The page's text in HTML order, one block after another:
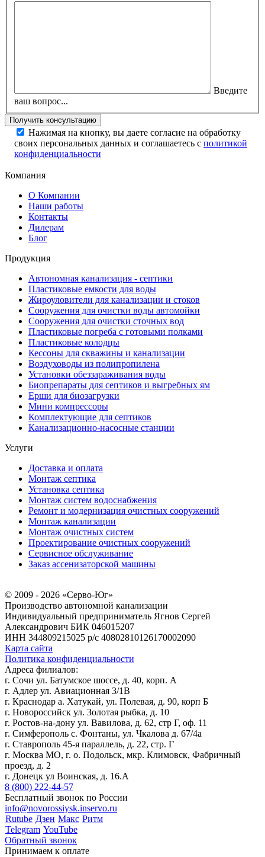
Введите
ваш вопрос...
Нажимая на кнопку, вы даете согласие на обработку
своих персональных данных и соглашаетесь с политикой
конфиденциальности
Компания
О Компании
Наши работы
Контакты
Дилерам
Блог
Продукция
Автономная канализация - септики
Пластиковые емкости для воды
Жироуловители для канализации и стоков
Сооружения для очистки воды автомойки
Сооружения для очистки сточных вод
Пластиковые погреба с готовыми полками
Пластиковые колодцы
Кессоны для скважины и канализации
Воздуховоды из полипропилена
Установки обеззараживания воды
Биопрепараты для септиков и выгребных ям
Ерши для биозагрузки
Мини компрессоры
Комплектующие для септиков
Канализационно-насосные станции
Услуги
Доставка и оплата
Монтаж септика
Установка септика
Монтаж систем водоснабжения
Ремонт и модернизация очистных сооружений
Монтаж канализации
Монтаж очистных систем
Проектирование очистных сооружений
Сервисное обслуживание
Заказ ассенизаторской машины
© 2009 - 2026 «Серво-Юг»
Производство автономной канализации
Индивидуальный предприниматель Ягнов Сергей
Александрович БИК 046015207
ИНН 344809215025 р/с 40802810126170002090
Карта сайта
Политика конфиденциальности
Адреса филиалов:
г. Сочи ул. Батумское шоссе, д. 40, корп. А
г. Адлер ул. Авиационная 3/1В
г. Краснодар а. Хатукай, ул. Полевая, д. 90, корп Б
г. Новороссийск ул. Золотая рыбка, д. 10
г. Ростов-на-дону ул. Вавилова, д. 62, стр Г, оф. 11
г. Симферополь с. Фонтаны, ул. Чкалова д. 67/4а
г. Ставрополь 45-я параллель, д. 22, стр. Г
г. Москва МО, г. о. Подольск, мкр. Климовск, Фабричный
проезд, д. 2
г. Донецк ул Воинская, д. 16.А
8 (800) 222-44-57
Бесплатный звонок по России
info@novorossiysk.inservo.ru
Rutube Дзен Макс Ритм
Telegram YouTube
Обратный звонок
Принимаем к оплате